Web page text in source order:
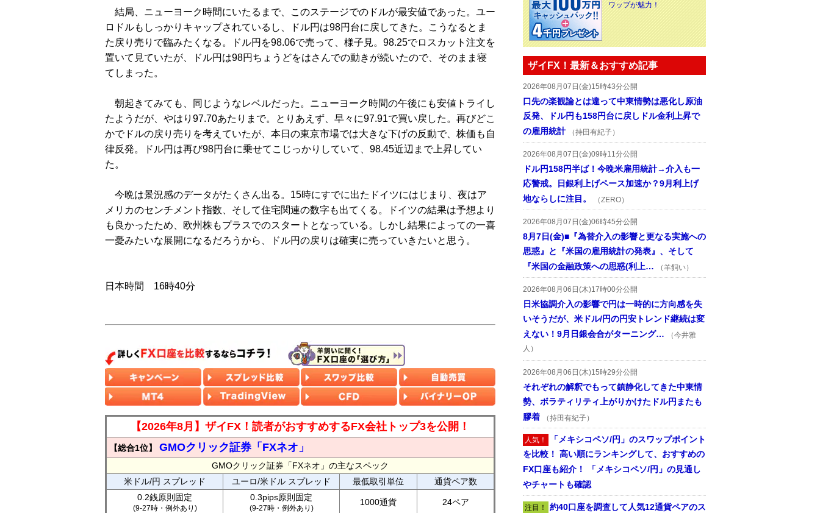
結局、ニューヨーク時間にいたるまで、このステージでのドルが最安値であった。ユー
ロドルもしっかりキャップされているし、ドル円は98円台に戻してきた。こうなるとま
た戻り売りで臨みたくなる。ドル円を98.06で売って、様子見。98.25でロスカット注文を
置いて見ていたが、ドル円は98円ちょうどをはさんでの動きが続いたので、そのまま寝
てしまった。
朝起きてみても、同じようなレベルだった。ニューヨーク時間の午後にも安値トライし
たようだが、やはり97.70あたりまで。とりあえず、早々に97.91で買い戻した。再びどこ
かでドルの戻り売りを考えていたが、本日の東京市場では大きな下げの反動で、株価も自
律反発。ドル円は再び98円台に乗せてこじっかりしていて、98.45近辺まで上昇してい
た。
今晩は景況感のデータがたくさん出る。15時にすでに出たドイツにはじまり、夜はア
メリカのセンチメント指数、そして住宅関連の数字も出てくる。ドイツの結果は予想より
も良かったため、欧州株もプラスでのスタートとなっている。しかし結果によっての一喜
一憂みたいな展開になるだろうから、ドル円の戻りは確実に売っていきたいと思う。
日本時間 16時40分
【2026年8月】ザイFX！読者がおすすめするFX会社トップ3を公開！
【総合1位】 GMOクリック証券「FXネオ」
GMOクリック証券「FXネオ」の主なスペック
米ドル/円 スプレッド
ユーロ/米ドル スプレッド 最低取引単位
通貨ペア数
0.2銭原則固定
(9-27時・例外あり)
0.3pips原則固定
(9-27時・例外あり)
1000通貨 24ペア
ワップが魅力！
ザイFX！最新＆おすすめ記事
2026年08月07日(金)15時43分公開
口先の楽観論とは違って中東情勢は悪化し原油
反発、ドル円も158円台に戻しドル金利上昇で
の雇用統計
（持田有紀子）
2026年08月07日(金)09時11分公開
ドル円158円半ば！今晩米雇用統計→介入も一
応警戒。日銀利上げペース加速か？9月利上げ
地ならしに注目。
（ZERO）
2026年08月07日(金)06時45分公開
8月7日(金)■『為替介入の影響と更なる実施への
思惑』と『米国の雇用統計の発表』、そして
『米国の金融政策への思惑(利上…
（羊飼い）
2026年08月06日(木)17時00分公開
日米協調介入の影響で円は一時的に方向感を失
いそうだが、米ドル/円の円安トレンド継続は変
えない！9月日銀会合がターニング…
（今井雅
人）
2026年08月06日(木)15時29分公開
それぞれの解釈でもって鎮静化してきた中東情
勢、ボラティリティ上がりかけたドル円またも
膠着
（持田有紀子）
人気！ 「メキシコペソ/円」のスワップポイント
を比較！ 高い順にランキングして、おすすめの
FX口座も紹介！ 「メキシコペソ/円」の見通し
やチャートも確認
注目！ 約40口座を調査して人気12通貨ペアのス